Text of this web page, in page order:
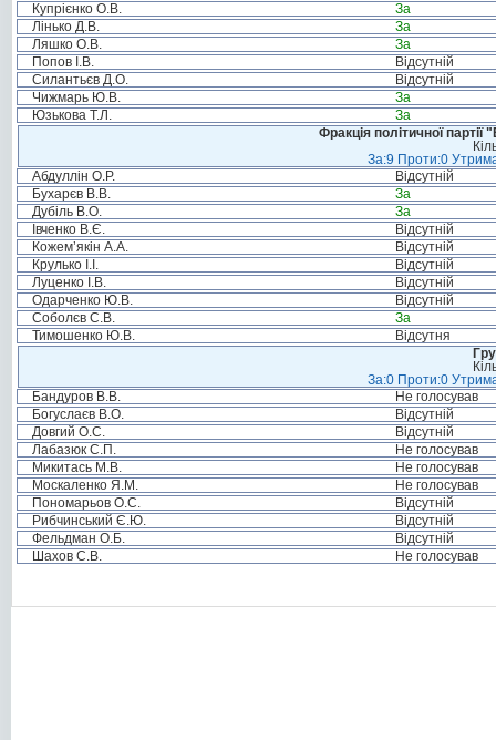
Купрієнко О.В.
За
Лінько Д.В.
За
Ляшко О.В.
За
Попов І.В.
Відсутній
Силантьєв Д.О.
Відсутній
Чижмарь Ю.В.
За
Юзькова Т.Л.
За
Фракція політичної
За:9 Проти:0
Абдуллін О.Р.
Відсутній
Бухарєв В.В.
За
Дубіль В.О.
За
Івченко В.Є.
Відсутній
Кожем’якін А.А.
Відсутній
Крулько І.І.
Відсутній
Луценко І.В.
Відсутній
Одарченко Ю.В.
Відсутній
Соболєв С.В.
За
Тимошенко Ю.В.
Відсутня
За:0 Проти:0
Бандуров В.В.
Не голосував
Богуслаєв В.О.
Відсутній
Довгий О.С.
Відсутній
Лабазюк С.П.
Не голосував
Микитась М.В.
Не голосував
Москаленко Я.М.
Не голосував
Пономарьов О.С.
Відсутній
Рибчинський Є.Ю.
Відсутній
Фельдман О.Б.
Відсутній
Шахов С.В.
Не голосував